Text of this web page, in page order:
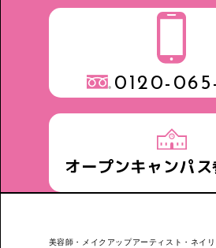
0120-
オープンキャンパ
美容師・メイクアップアーティスト・ネイ